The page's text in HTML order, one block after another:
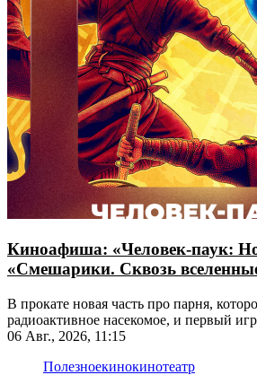
Киноафиша: «Человек-паук:
«Смешарики. Сквозь
В прокате новая часть про парня,
радиоактивное насекомое, и первый
Ромашковой долины
06 Авг., 2026, 11:15
Полезноекинокинотеатр